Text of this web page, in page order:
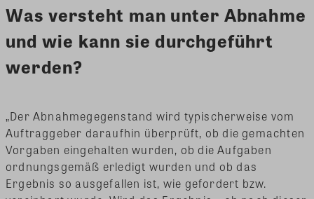
Was versteht man unter Abnahme
und wie kann sie durchgeführt
werden?
„Der Abnahmegegenstand wird typischerweise vom
Auftraggeber daraufhin überprüft, ob die gemachten
Vorgaben eingehalten wurden, ob die Aufgaben
ordnungsgemäß erledigt wurden und ob das
Ergebnis so ausgefallen ist, wie gefordert bzw.